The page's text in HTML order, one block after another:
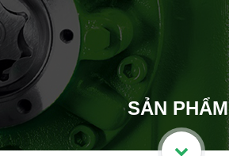
SẢN PHẨM